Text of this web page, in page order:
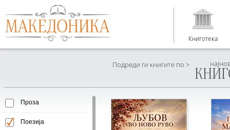
Книготека
Подреди ги книгите по >
Проза
Поезија